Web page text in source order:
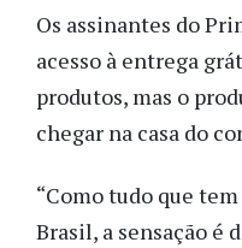
Os assinantes do
acesso à entrega
produtos, mas o
chegar na casa do
“Como tudo que
Brasil, a sensação é